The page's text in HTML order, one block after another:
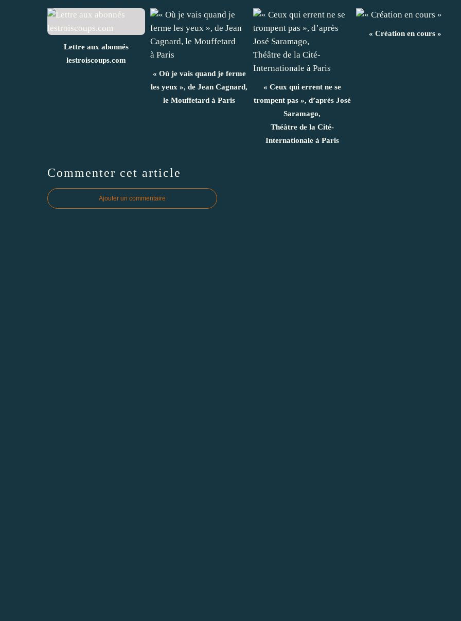
Lettre aux abonnés
lestroiscoups.com
« Où je vais quand je ferme
les yeux », de Jean Cagnard,
le Mouffetard à Paris
« Ceux qui errent ne se
trompent pas », d’après José
Saramago,
Théâtre de la Cité‐
Internationale à Paris
« Création en cours »
Commenter cet article
Ajouter un commentaire